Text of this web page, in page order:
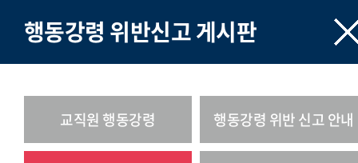
행동강령 위반신고 게시판
교직원 행동강령 행동강령 위반 신고 안내